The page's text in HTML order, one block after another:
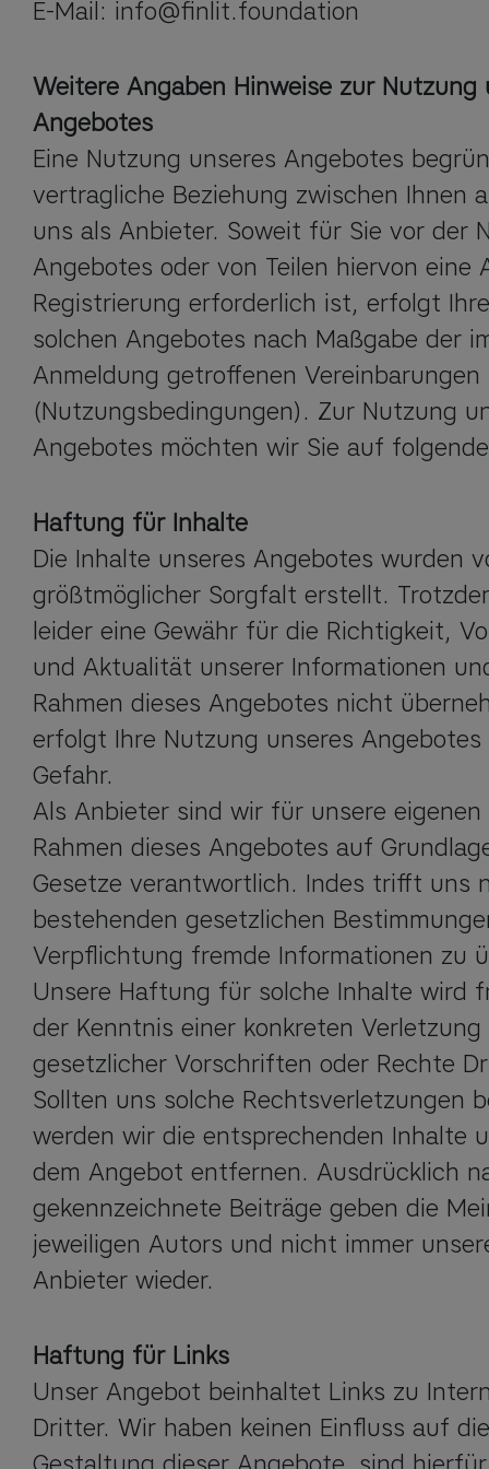
E-Mail: info@finlit.foundation
Weitere Angaben Hinweise zur Nutzung
Angebotes
Eine Nutzung unseres Angebotes
vertragliche Beziehung zwischen Ihnen
uns als Anbieter. Soweit für Sie vor der
Angebotes oder von Teilen hiervon eine
Registrierung erforderlich ist, erfolgt
solchen Angebotes nach Maßgabe der
Anmeldung getroffenen Vereinbarungen
(Nutzungsbedingungen). Zur Nutzung
Angebotes möchten wir Sie auf
Haftung für Inhalte
Die Inhalte unseres Angebotes wurden
größtmöglicher Sorgfalt erstellt.
leider eine Gewähr für die Richtigkeit,
und Aktualität unserer Informationen
Rahmen dieses Angebotes nicht
erfolgt Ihre Nutzung unseres Angebotes
Gefahr.
Als Anbieter sind wir für unsere eigenen
Rahmen dieses Angebotes auf
Gesetze verantwortlich. Indes trifft uns
bestehenden gesetzlichen
Verpflichtung fremde Informationen zu
Unsere Haftung für solche Inhalte wird
der Kenntnis einer konkreten
gesetzlicher Vorschriften oder Rechte
Sollten uns solche Rechtsverletzungen
werden wir die entsprechenden Inhalte
dem Angebot entfernen. Ausdrücklich
gekennzeichnete Beiträge geben die
jeweiligen Autors und nicht immer
Anbieter wieder.
Haftung für Links
Unser Angebot beinhaltet Links zu
Dritter. Wir haben keinen Einfluss auf